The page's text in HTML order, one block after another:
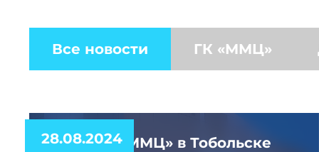
Все новости ГК «ММЦ»
Клинике «ММЦ» в Тобольске
28.08.2024